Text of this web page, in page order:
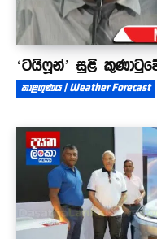
‘ටයිෆූන්’ සුළි
කාළගුණය | Weather Forecast